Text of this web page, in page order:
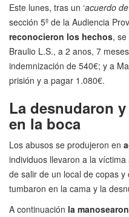
Este lunes, tras un ‘acuerdo
sección 5º de la Audiencia
reconocieron los hechos,
Braulio L.S., a 2 anos, 7
indemnización de 540€; y a
prisión y a pagar 1.080€.
La desnudaron
en la boca
Los abusos se produjeron en
individuos llevaron a la
de salir de un local de copas y
tumbaron en la cama y la
A continuación la